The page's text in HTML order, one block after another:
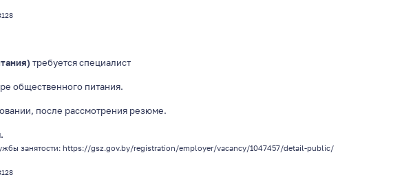
требуется специалист
общественного питания.
после рассмотрения резюме.
занятости: https://gsz.gov.by/registration/employer/vacancy/1047457/detail-public/